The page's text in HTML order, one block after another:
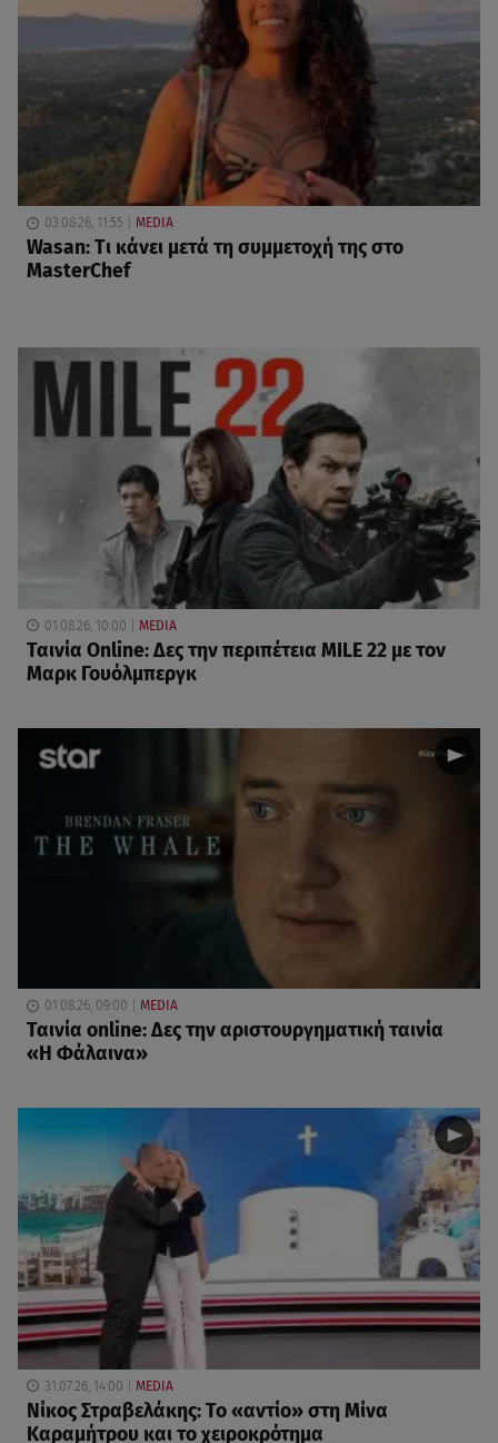
03.08.26, 11:55 MEDIA
Wasan: Tι κάνει μετά τη συμμετοχή της στο
MasterChef
01.08.26, 10:00 MEDIA
Ταινία Online: Δες την περιπέτεια MILE 22 με τον
Μαρκ Γουόλμπεργκ
01.08.26, 09:00 MEDIA
Ταινία online: Δες την αριστουργηματική ταινία
«Η Φάλαινα»
31.07.26, 14:00 MEDIA
Νίκος Στραβελάκης: Το «αντίο» στη Μίνα
Καραμήτρου και το χειροκρότημα